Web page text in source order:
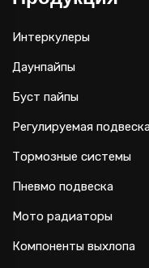
Интеркулеры
Даунпайпы
Буст пайпы
Регулируемая
Тормозные системы
Пневмо подвеска
Мото радиаторы
Компоненты выхлопа